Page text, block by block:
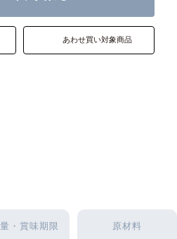
あわせ買い対象商品
・賞味期限 原材料